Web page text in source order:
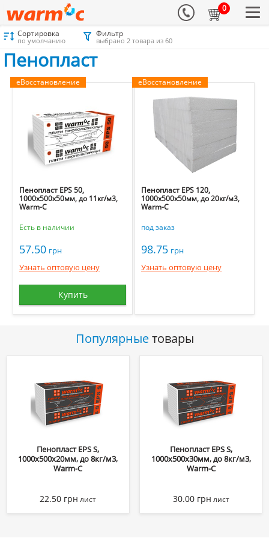
0
Материалы для утепления Каталог Пенопласт
Сортировка
по умолчанию
Фильтр
выбрано 2 товара из 60
Пенопласт
еВосстановление
Пенопласт EPS 50,
1000х500х50мм, до 11кг/м3,
Warm-C
Есть в наличии
57.50 грн
Узнать оптовую цену
Купить
еВосстановление
Пенопласт EPS 120,
1000х500х50мм, до 20кг/м3,
Warm-C
под заказ
98.75 грн
Узнать оптовую цену
Популярныетовары
Пенопласт EPS S,
1000х500х20мм, до 8кг/м3,
Warm-C
22.50 грн лист
Пенопласт EPS S,
1000х500х30мм, до 8кг/м3,
Warm-C
30.00 грн лист